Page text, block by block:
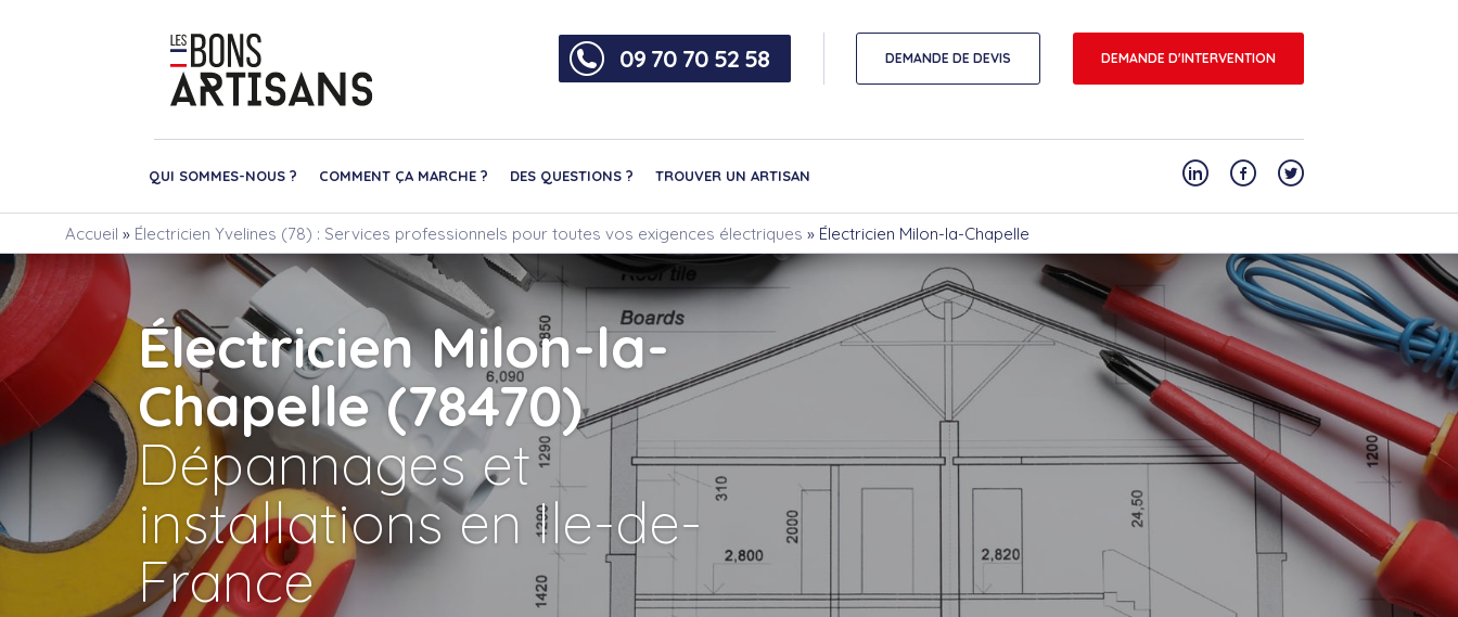
09 70 70 52 58 DEMANDE DE DEVIS DEMANDE D'INTERVENTION
QUI SOMMES-NOUS ? COMMENT ÇA MARCHE ? DES QUESTIONS ? TROUVER UN ARTISAN
Accueil » Électricien Yvelines (78) : Services professionnels pour toutes vos exigences électriques » Électricien Milon-la-Chapelle
Électricien Milon-la-
Chapelle (78470)
Dépannages et
installations en Ile-de-
France